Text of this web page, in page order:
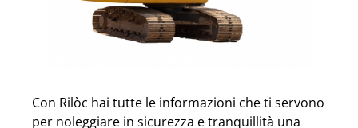
Con Rilòc hai tutte le informazioni che ti servono
per noleggiare in sicurezza e tranquillità una